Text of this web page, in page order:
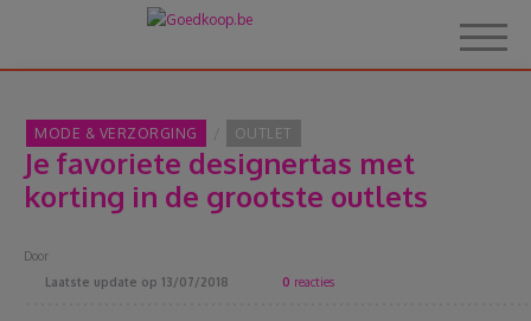
Home
Over Goedkoop.be
MODE & VERZORGING OUTLET
Je favoriete designertas met
korting in de grootste outlets
Door
Laatste update op 13/07/2018 0 reacties